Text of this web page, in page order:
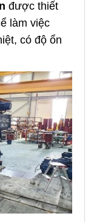
được thiết
làm việc
có độ ổn